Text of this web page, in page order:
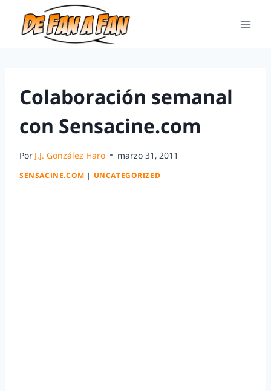
Colaboración semanal
con Sensacine.com
Por J.J. González Haro marzo 31, 2011
SENSACINE.COM | UNCATEGORIZED